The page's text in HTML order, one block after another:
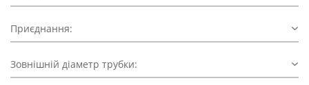
Приєднання:
Зовнішній діаметр трубки: